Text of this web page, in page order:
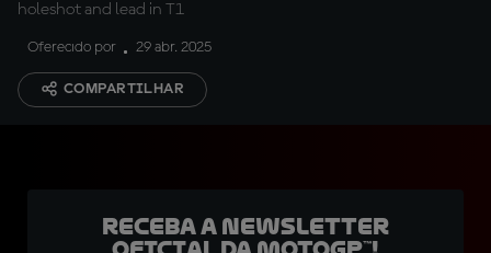
holeshot and lead in T1
Oferecido por 29 abr. 2025
COMPARTILHAR
Receba a newsletter